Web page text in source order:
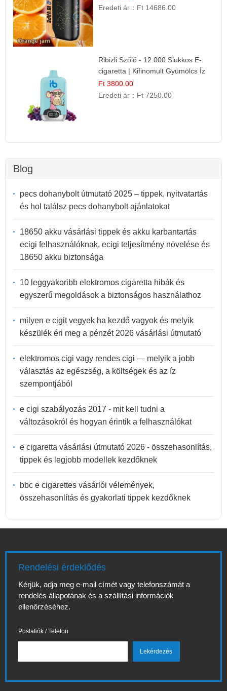
Eredeti ár： Ft 14686.00
Ribizli Szőlő - 12.000 Slukkos E-
cigaretta | Kifinomult Gyümölcs Íz
Ft 3800.00
Eredeti ár： Ft 7250.00
Blog
pecs dohanybolt útmutató 2025 – tippek, nyitvatartás
és hol találsz pecs dohanybolt ajánlatokat
18650 akku vásárlási tippek és akku karbantartás
ecigi felhasználóknak, ecigi teljesítmény növelése és
18650 akku biztonsága
10 leggyakoribb elektromos cigaretta hibák és
egyszerű megoldások a biztonságos használathoz
milyen e cigit vegyek ha kezdő vagyok és melyik
készülék éri meg a pénzét 2026 vásárlási útmutató
elektromos cigi vagy rendes cigi — melyik a jobb
választás az egészség, a költségek és az íz
szempontjából
e cigi szabályozás 2017 - mit kell tudni a
változásokról és hogyan érintik a felhasználókat
e cigaretta vásárlási útmutató 2026 - összehasonlítás,
tippek és legjobb modellek kezdőknek
bbc e cigarettes vásárlói vélemények,
összehasonlítás és gyakorlati tippek kezdőknek
Rendelési érdeklődés
Kérjük, adja meg e-mail címét vagy telefonszámát a
rendelés állapotának és a szállítási információk
ellenőrzéséhez.
Postafiók / Telefon